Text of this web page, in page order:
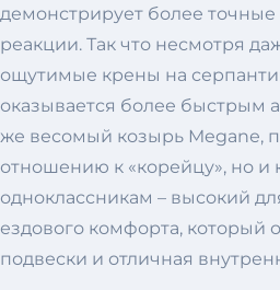
демонстрирует более
реакции. Так что несмотря
ощутимые крены на
оказывается более быстрым
же весомый козырь Meganе,
отношению к «корейцу», но и
одноклассникам – высокий
ездового комфорта, который
подвески и отличная